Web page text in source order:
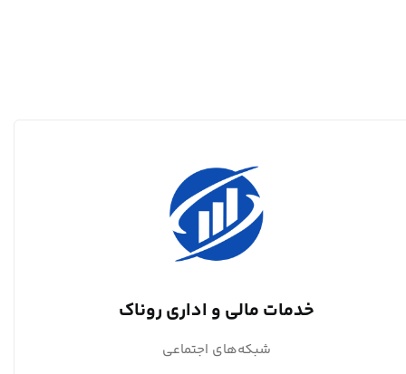
خدمات مالی و اداری روناک
شبکه‌های اجتماعی